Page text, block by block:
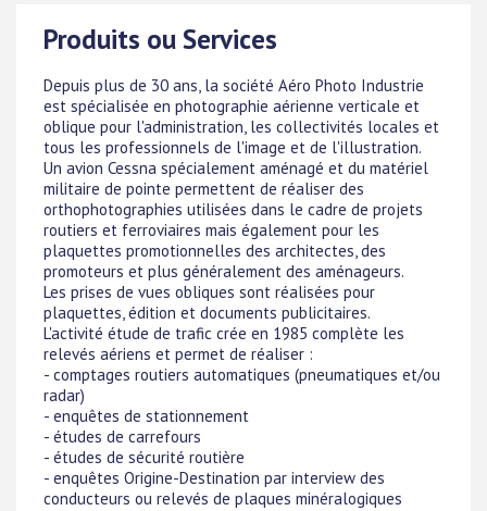
Produits ou Services
Depuis plus de 30 ans, la société Aéro Photo Industrie
est spécialisée en photographie aérienne verticale et
oblique pour l'administration, les collectivités locales et
tous les professionnels de l'image et de l'illustration.
Un avion Cessna spécialement aménagé et du matériel
militaire de pointe permettent de réaliser des
orthophotographies utilisées dans le cadre de projets
routiers et ferroviaires mais également pour les
plaquettes promotionnelles des architectes, des
promoteurs et plus généralement des aménageurs.
Les prises de vues obliques sont réalisées pour
plaquettes, édition et documents publicitaires.
L'activité étude de trafic crée en 1985 complète les
relevés aériens et permet de réaliser :
- comptages routiers automatiques (pneumatiques et/ou
radar)
- enquêtes de stationnement
- études de carrefours
- études de sécurité routière
- enquêtes Origine-Destination par interview des
conducteurs ou relevés de plaques minéralogiques